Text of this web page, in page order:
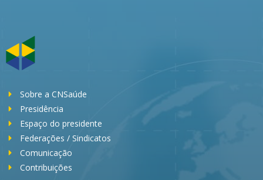
Sobre a CNSaúde
Presidência
Espaço do presidente
Federações / Sindicatos
Comunicação
Contribuições